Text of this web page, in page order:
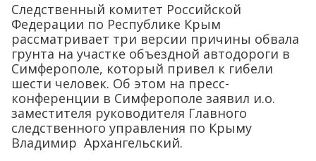
Следственный комитет Российской
Федерации по Республике Крым
рассматривает три версии причины обвала
грунта на участке объездной автодороги в
Симферополе, который привел к гибели
шести человек. Об этом на пресс-
конференции в Симферополе заявил и.о.
заместителя руководителя Главного
следственного управления по Крыму
Владимир Архангельский.